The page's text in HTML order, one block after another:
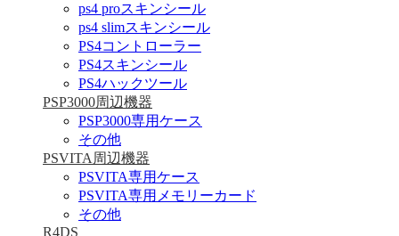
ps4 proスキンシール
ps4 slimスキンシール
PS4コントローラー
PS4スキンシール
PS4ハックツール
PSP3000周辺機器
PSP3000専用ケース
その他
PSVITA周辺機器
PSVITA専用ケース
PSVITA専用メモリーカード
その他
R4DS